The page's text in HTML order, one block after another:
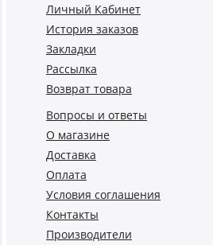
Личный Кабинет
История заказов
Закладки
Рассылка
Возврат товара
Вопросы и ответы
О магазине
Доставка
Оплата
Условия соглашения
Контакты
Производители